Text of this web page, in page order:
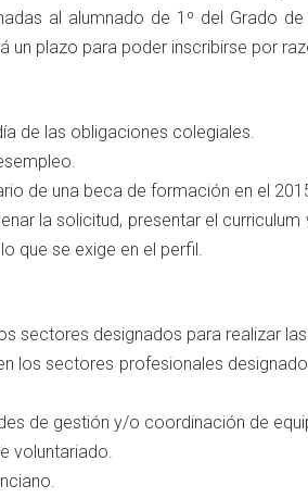
al alumnado de 1º del Grado
un plazo para poder inscribirse por
de las obligaciones colegiales.
de una beca de formación en el
la solicitud, presentar el
que se exige en el perfil.
sectores designados para realizar
los sectores profesionales
de gestión y/o coordinación de
voluntariado.